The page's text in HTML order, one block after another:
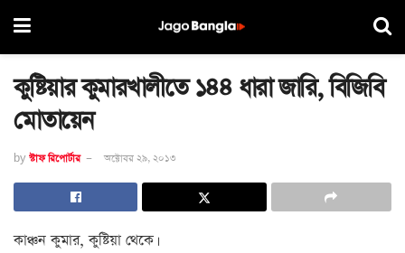
কুষ্টিয়ার কুমারখালীতে ১৪৪ ধারা জারি, বিজিবি
মোতায়েন
by স্টাফ রিপোর্টার অক্টোবর ২৯, ২০১৩
কাঞ্চন কুমার, কুষ্টিয়া থেকে।